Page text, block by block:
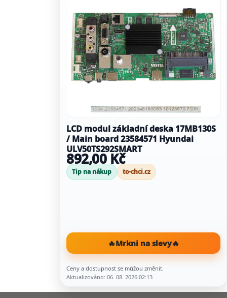
LCD modul základní deska 17MB130S
/ Main board 23584571 Hyundai
ULV50TS292SMART
892,00 Kč
Tip na nákup to-chci.cz
🔥Mrkni na slevy🔥
Ceny a dostupnost se můžou změnit.
Aktualizováno: 06. 08. 2026 02:13